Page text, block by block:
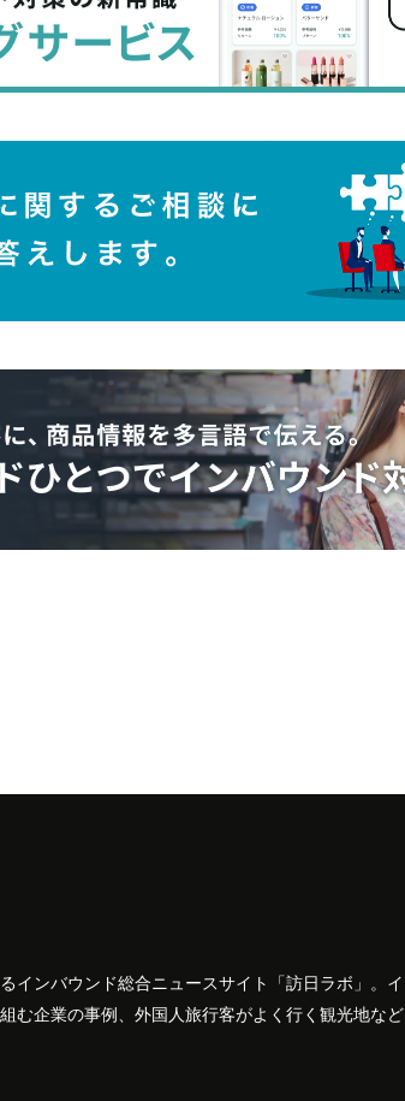
インバウンド総合ニュースサイト「訪日ラボ」
企業の事例、外国人旅行客がよく行く観光地など